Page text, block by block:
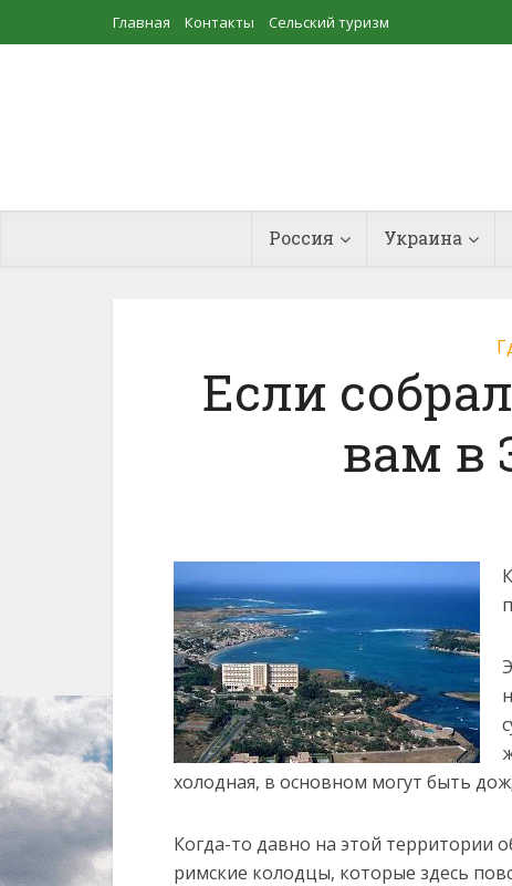
Главная Контакты Сельский туризм
Россия Украина
Если
вам в
холодная, в основном могут быть
Когда-то давно на этой территории
римские колодцы, которые здесь